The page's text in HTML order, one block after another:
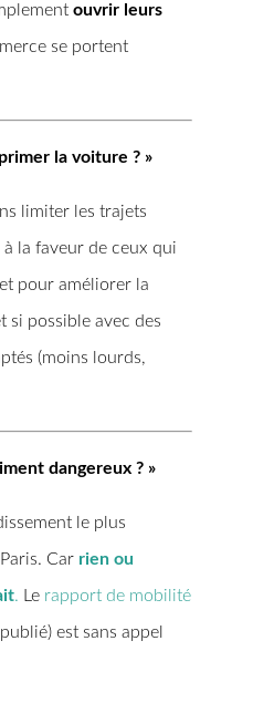
ouvrir leurs
se portent
la voiture ? »
limiter les trajets
la faveur de ceux qui
pour améliorer la
si possible avec des
(moins lourds,
dangereux ? »
le plus
Car rien ou
. Le rapport de mobilité
est sans appel